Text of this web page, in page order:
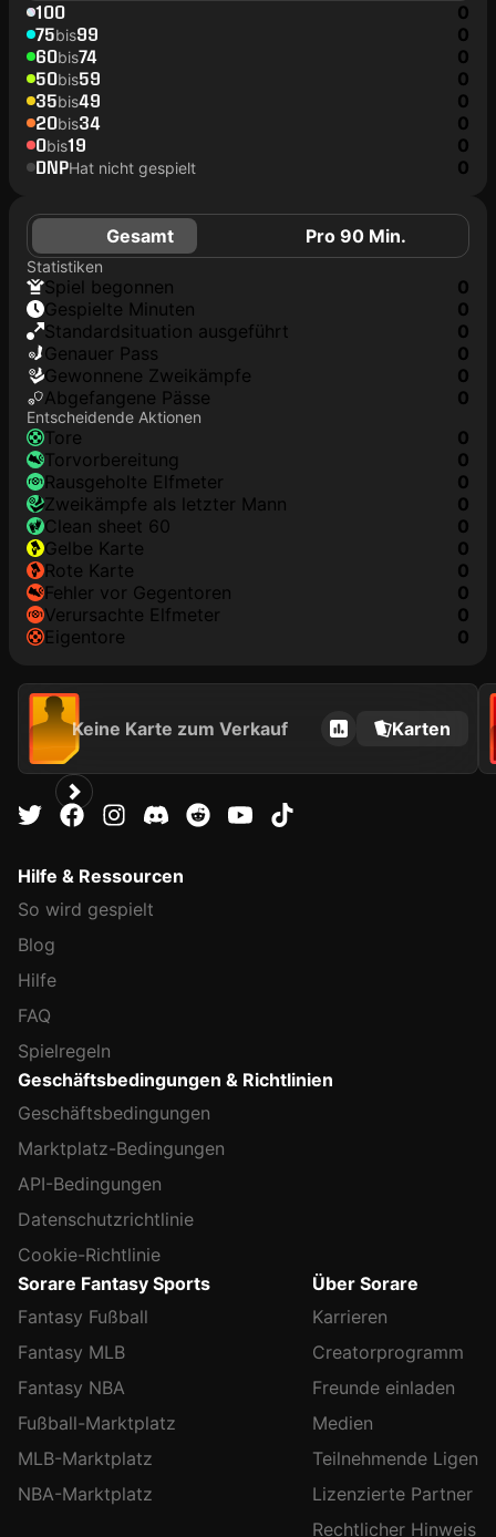
100 0
75bis99 0
60bis74 0
50bis59 0
35bis49 0
20bis34 0
0bis19 0
DNPHat nicht gespielt 0
Gesamt Pro 90 Min.
Statistiken
Spiel begonnen
0
Gespielte Minuten
0
Standardsituation ausgeführt
0
genauer Pass
0
Gewonnene Zweikämpfe
0
Abgefangene Pässe
0
Entscheidende Aktionen
Tore
0
Torvorbereitung
0
rausgeholte Elfmeter
0
Zweikämpfe als letzter Mann
0
clean sheet 60
0
gelbe Karte
0
rote Karte
0
Fehler vor Gegentoren
0
Verursachte Elfmeter
0
Eigentore
0
Keine Karte zum Verkauf Karten
Hilfe & Ressourcen
So wird gespielt
Blog
Hilfe
FAQ
Spielregeln
Geschäftsbedingungen & Richtlinien
Geschäftsbedingungen
Marktplatz-Bedingungen
API-Bedingungen
Datenschutzrichtlinie
Cookie-Richtlinie
Sorare Fantasy Sports
Fantasy Fußball
Fantasy MLB
Fantasy NBA
Fußball-Marktplatz
MLB-Marktplatz
NBA-Marktplatz
Über Sorare
Karrieren
Creatorprogramm
Freunde einladen
Medien
Teilnehmende Ligen
Lizenzierte Partner
Rechtlicher Hinweis